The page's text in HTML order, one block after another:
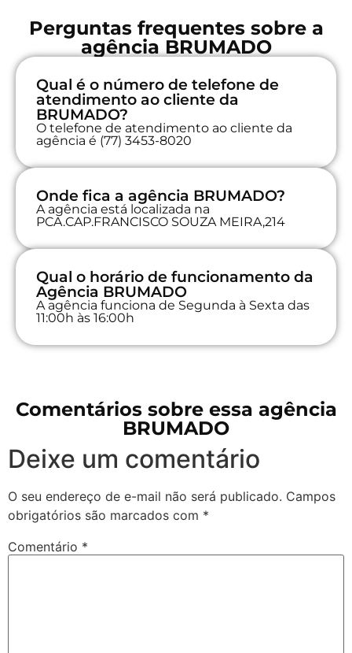
Perguntas frequentes sobre a
agência BRUMADO
Qual é o número de telefone de
atendimento ao cliente da
BRUMADO?
O telefone de atendimento ao cliente da
agência é (77) 3453-8020
Onde fica a agência BRUMADO?
A agência está localizada na
PCA.CAP.FRANCISCO SOUZA MEIRA,214
Qual o horário de funcionamento da
Agência BRUMADO
A agência funciona de Segunda à Sexta das
11:00h às 16:00h
Comentários sobre essa agência
BRUMADO
Deixe um comentário
O seu endereço de e-mail não será publicado. Campos
obrigatórios são marcados com *
Comentário *